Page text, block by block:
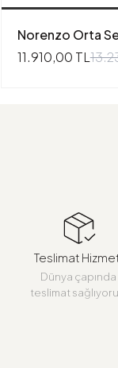
Norenzo Orta
11.910,00 TL
Teslimat
Dünya çapında
teslimat